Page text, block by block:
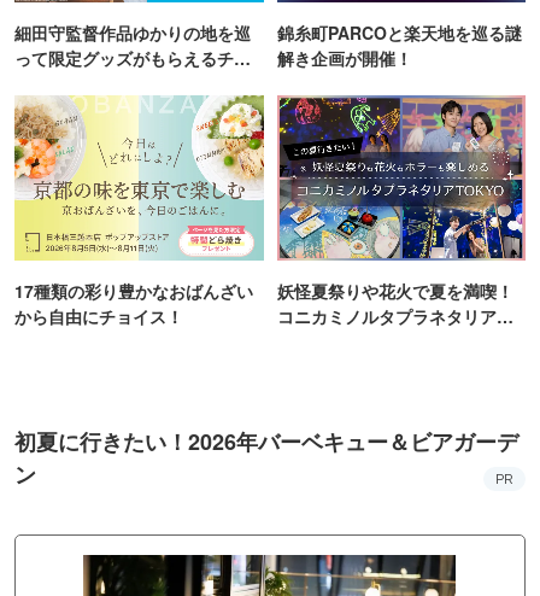
細田守監督作品ゆかりの地を巡
って限定グッズがもらえるチャ
錦糸町PARCOと楽天地を巡る謎
解き企画が開催！
17種類の彩り豊かなおばんざい
から自由にチョイス！
妖怪夏祭りや花火で夏を満喫！
コニカミノルタプラネタリア
初夏に行きたい！2026年バーベキュー＆ビアガーデ
ン
PR